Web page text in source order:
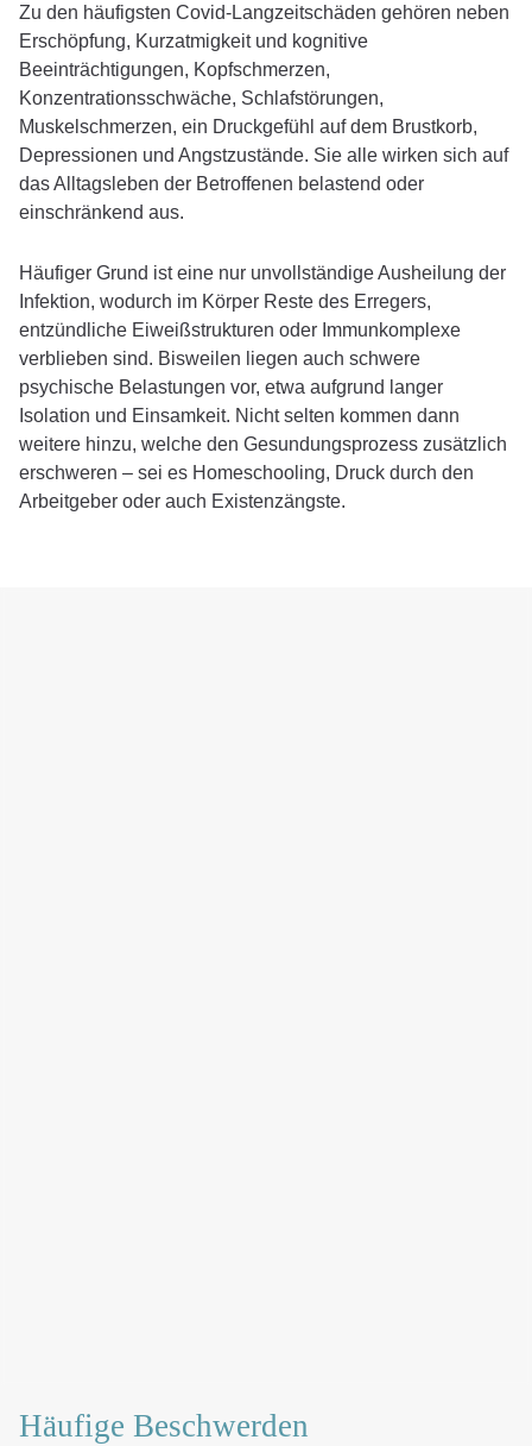
Behandlungsschwerpunkte
Fachabteilungen
Diagnostik
Behandlungsziele
Behandlungsdauer
Sozialdienst und Nachsorgemanagement
Ambiente
Anmeldung und Kontakt
Für Zuweiser
Zu den häufigsten Covid-Langzeitschäden gehören neben
Erschöpfung, Kurzatmigkeit und kognitive
Beeinträchtigungen, Kopfschmerzen,
Konzentrationsschwäche, Schlafstörungen,
Muskelschmerzen, ein Druckgefühl auf dem Brustkorb,
Depressionen und Angstzustände. Sie alle wirken sich auf
das Alltagsleben der Betroffenen belastend oder
einschränkend aus.
Häufiger Grund ist eine nur unvollständige Ausheilung der
Infektion, wodurch im Körper Reste des Erregers,
entzündliche Eiweißstrukturen oder Immunkomplexe
verblieben sind. Bisweilen liegen auch schwere
psychische Belastungen vor, etwa aufgrund langer
Isolation und Einsamkeit. Nicht selten kommen dann
weitere hinzu, welche den Gesundungsprozess zusätzlich
erschweren – sei es Homeschooling, Druck durch den
Arbeitgeber oder auch Existenzängste.
Häufige Beschwerden